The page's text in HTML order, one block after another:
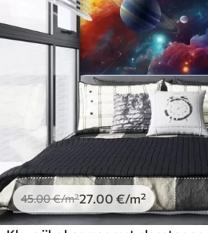
45.00€/m²27 .00 €/m²